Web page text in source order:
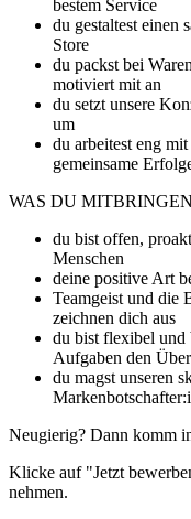
bestem Service
du gestaltest einen
Store
du packst bei
motiviert mit an
du setzt unsere
um
du arbeitest eng
gemeinsame
WAS DU
du bist offen,
Menschen
deine positive Art
Teamgeist und die
zeichnen dich aus
du bist flexibel und
Aufgaben den
du magst unseren
Neugierig? Dann komm
Klicke auf "Jetzt
nehmen.